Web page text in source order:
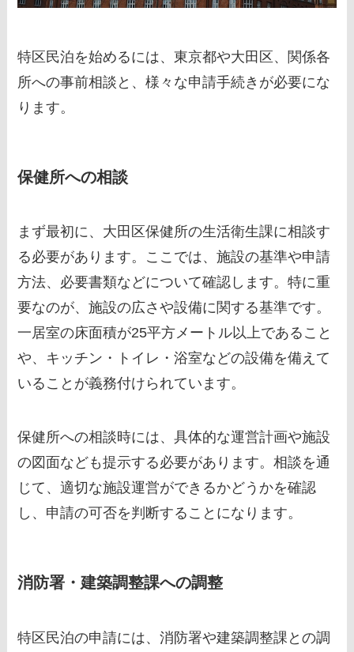
特区民泊を始めるには、東京都や大田区、関係各
所への事前相談と、様々な申請手続きが必要にな
ります。
保健所への相談
まず最初に、大田区保健所の生活衛生課に相談す
る必要があります。ここでは、施設の基準や申請
方法、必要書類などについて確認します。特に重
要なのが、施設の広さや設備に関する基準です。
一居室の床面積が25平方メートル以上であること
や、キッチン・トイレ・浴室などの設備を備えて
いることが義務付けられています。
保健所への相談時には、具体的な運営計画や施設
の図面なども提示する必要があります。相談を通
じて、適切な施設運営ができるかどうかを確認
し、申請の可否を判断することになります。
消防署・建築調整課への調整
特区民泊の申請には、消防署や建築調整課との調